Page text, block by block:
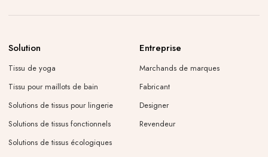
Solution
Tissu de yoga
Tissu pour maillots de bain
Solutions de tissus pour lingerie
Solutions de tissus fonctionnels
Solutions de tissus écologiques
Entreprise
Marchands de marques
Fabricant
Designer
Revendeur